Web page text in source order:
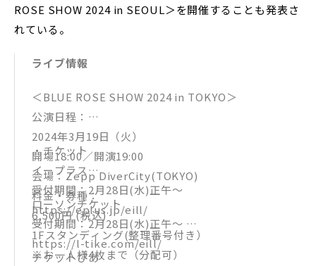
ROSE SHOW 2024 in SEOUL＞を開催することも発表さ
れている。
ライブ情報
＜BLUE ROSE SHOW 2024 in TOKYO＞
公演日程：
2024年3月19日（火）
開場18:00／開演19:00
会場：Zepp DiverCity(TOKYO)
料金・券種：
6,500円 (税込)
1Fスタンディング(整理番号付き）
※お一人様4枚まで（分配可）
・チケット
イープラス
受付期間：2月28日(水)正午〜
https://eplus.jp/eill/
ローソンチケット
受付期間：2月28日(水)正午〜
https://l-tike.com/eill/
チケットぴあ